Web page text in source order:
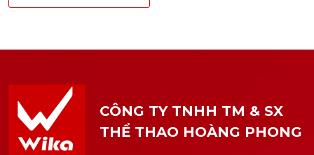
CÔNG TY TNHH TM & SX
THỂ THAO HOÀNG PHONG